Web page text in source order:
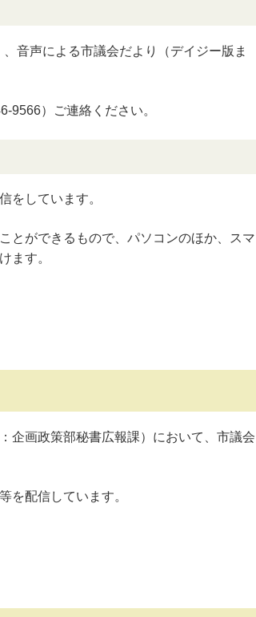
音声による市議会だより（デイジー版ま
9566）ご連絡ください。
をしています。
とができるもので、パソコンのほか、スマ
ます。
企画政策部秘書広報課）において、市議会
を配信しています。